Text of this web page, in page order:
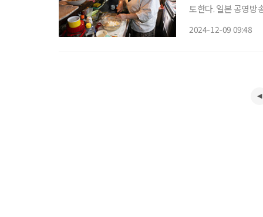
토한다. 일본 공영방송 NHK에 따르면 후생노동성은 고령자의 일하는 의욕을 꺾지 않도록 감
2024-12-09 09:48